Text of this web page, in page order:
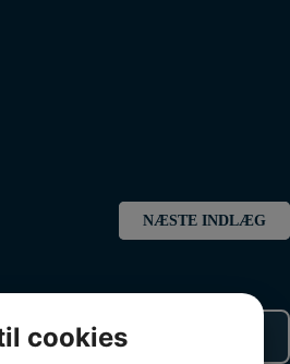
NÆSTE INDLÆG
cookies